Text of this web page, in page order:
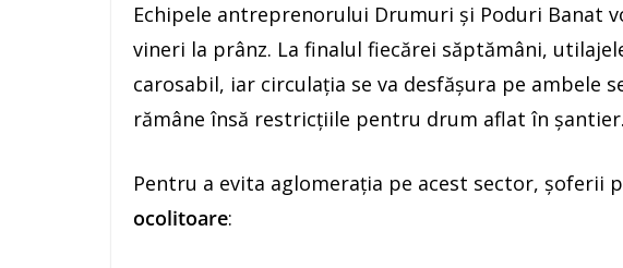
Echipele antreprenorului Drumuri și Poduri Banat
vineri la prânz. La finalul fiecărei săptămâni,
carosabil, iar circulația se va desfășura pe ambele
rămâne însă restricțiile pentru drum aflat în șantier.
Pentru a evita aglomerația pe acest sector, șoferii
ocolitoare: